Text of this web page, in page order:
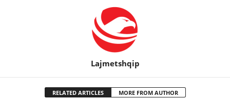
Lajmetshqip
RELATED ARTICLES MORE FROM AUTHOR